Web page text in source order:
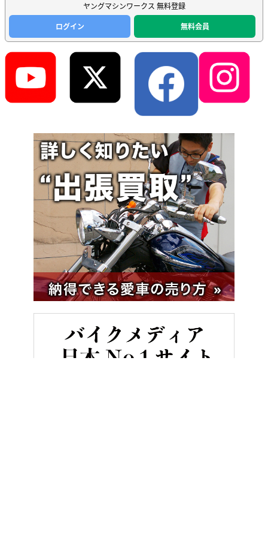
ヤングマシンワークス 無料登録
ログイン
無料会員